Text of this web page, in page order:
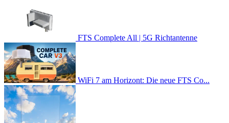
FTS Complete All | 5G Richtantenne
WiFi 7 am Horizont: Die neue FTS Co...